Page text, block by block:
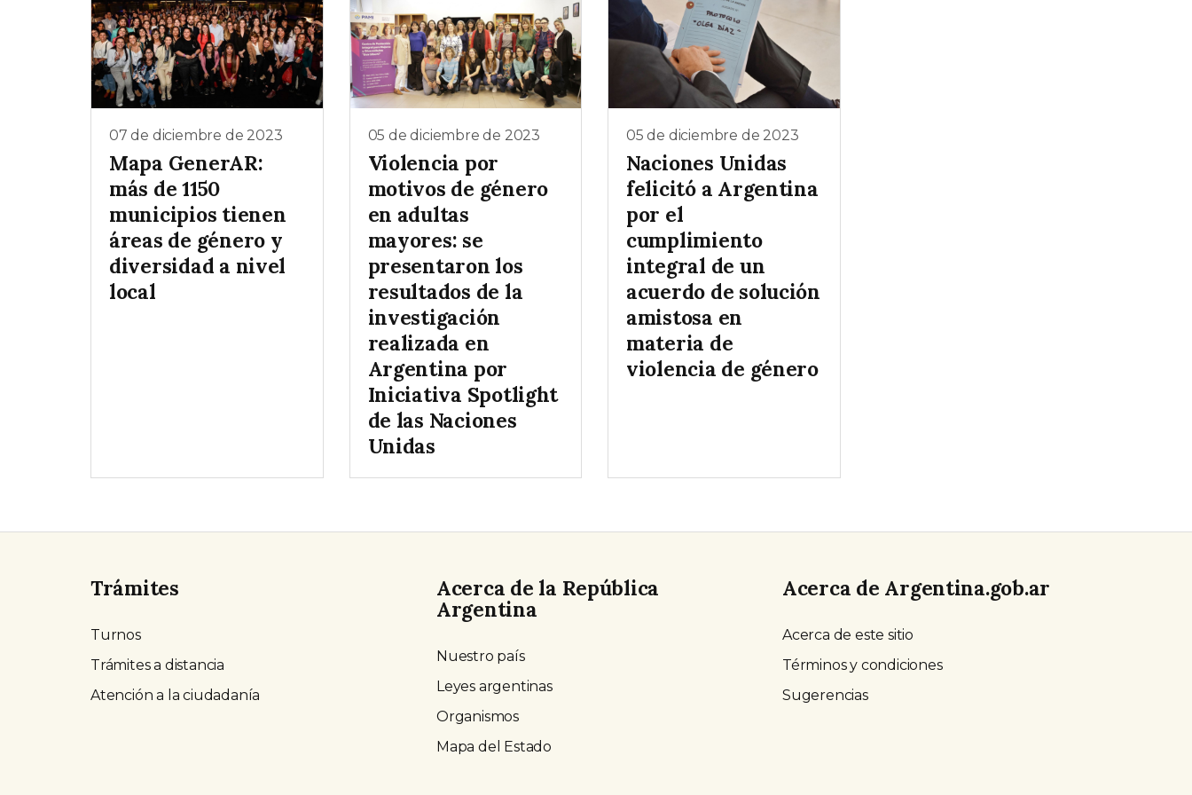
07 de diciembre de 2023
Mapa GenerAR:
más de 1150
municipios tienen
áreas de género y
diversidad a nivel
local
05 de diciembre de 2023
Violencia por
motivos de género
en adultas
mayores: se
presentaron los
resultados de la
investigación
realizada en
Argentina por
Iniciativa Spotlight
de las Naciones
Unidas
05 de diciembre de 2023
Naciones Unidas
felicitó a Argentina
por el
cumplimiento
integral de un
acuerdo de solución
amistosa en
materia de
violencia de género
Trámites
Turnos
Trámites a distancia
Atención a la ciudadanía
Acerca de la República
Argentina
Nuestro país
Leyes argentinas
Organismos
Mapa del Estado
Acerca de Argentina.gob.ar
Acerca de este sitio
Términos y condiciones
Sugerencias